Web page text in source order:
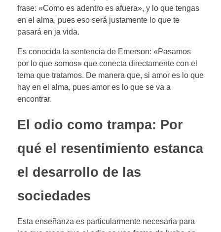
frase: «Como es adentro es afuera», y lo que tengas
en el alma, pues eso será justamente lo que te
pasará en ja vida.
Es conocida la sentencia de Emerson: «Pasamos
por lo que somos» que conecta directamente con el
tema que tratamos. De manera que, si amor es lo que
hay en el alma, pues amor es lo que se va a
encontrar.
El odio como trampa: Por
qué el resentimiento estanca
el desarrollo de las
sociedades
Esta enseñanza es particularmente necesaria para